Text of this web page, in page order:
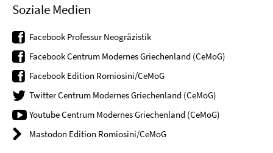
Soziale Medien
Facebook Professur Neogräzistik
Facebook Centrum Modernes Griechenland (CeMoG)
Facebook Edition Romiosini/CeMoG
Twitter Centrum Modernes Griechenland (CeMoG)
Youtube Centrum Modernes Griechenland (CeMoG)
Mastodon Edition Romiosini/CeMoG